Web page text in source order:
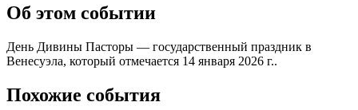
Об этом событии
День Дивины Пасторы — государственный праздник в
Венесуэла, который отмечается 14 января 2026 г..
Похожие события